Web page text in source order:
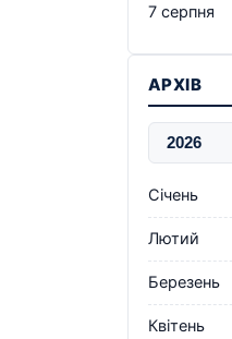
7 серпня
АРХІВ
Січень
Лютий
Березень
Квітень